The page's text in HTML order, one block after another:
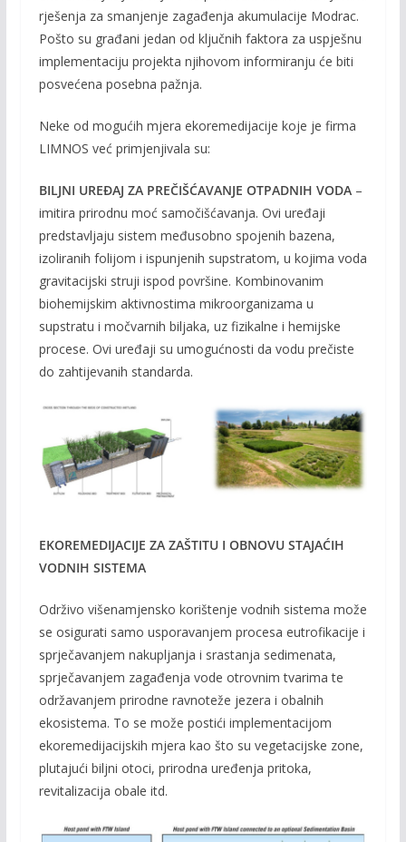
rješenja za smanjenje zagađenja akumulacije Modrac.
Pošto su građani jedan od ključnih faktora za uspješnu
implementaciju projekta njihovom informiranju će biti
posvećena posebna pažnja.
Neke od mogućih mjera ekoremedijacije koje je firma
LIMNOS već primjenjivala su:
BILJNI UREĐAJ ZA PREČIŠĆAVANJE OTPADNIH VODA–
imitira prirodnu moć samočišćavanja. Ovi uređaji
predstavljaju sistem međusobno spojenih bazena,
izoliranih folijom i ispunjenih supstratom, u kojima voda
gravitacijski struji ispod površine. Kombinovanim
biohemijskim aktivnostima mikroorganizama u
supstratu i močvarnih biljaka, uz fizikalne i hemijske
procese. Ovi uređaji su umogućnosti da vodu prečiste
do zahtijevanih standarda.
EKOREMEDIJACIJE ZA ZAŠTITU I OBNOVU STAJAĆIH
VODNIH SISTEMA
Održivo višenamjensko korištenje vodnih sistema može
se osigurati samo usporavanjem procesa eutrofikacije i
sprječavanjem nakupljanja i srastanja sedimenata,
sprječavanjem zagađenja vode otrovnim tvarima te
održavanjem prirodne ravnoteže jezera i obalnih
ekosistema. To se može postići implementacijom
ekoremedijacijskih mjera kao što su vegetacijske zone,
plutajući biljni otoci, prirodna uređenja pritoka,
revitalizacija obale itd.